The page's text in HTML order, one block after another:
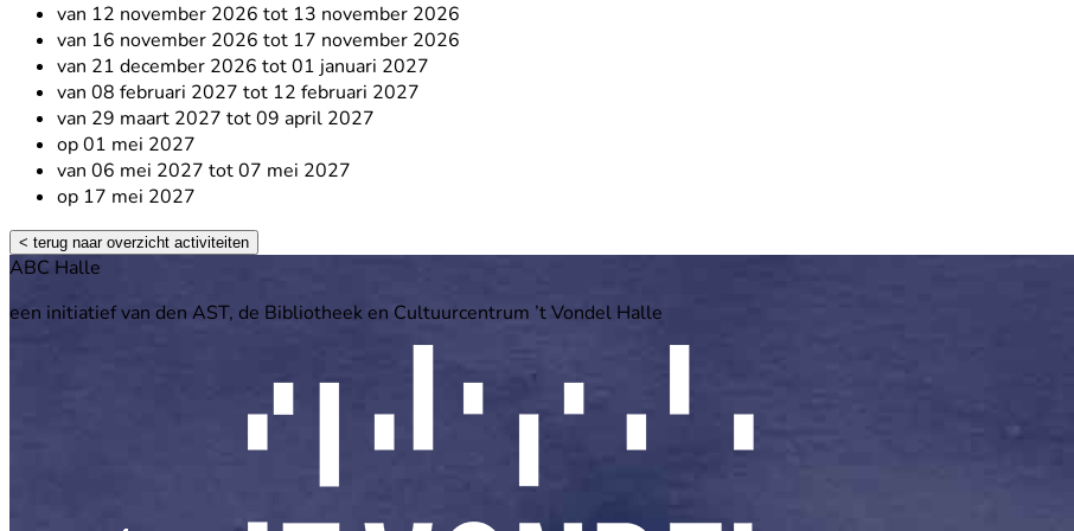
van 12 november 2026 tot 13 november 2026
van 16 november 2026 tot 17 november 2026
van 21 december 2026 tot 01 januari 2027
van 08 februari 2027 tot 12 februari 2027
van 29 maart 2027 tot 09 april 2027
op 01 mei 2027
van 06 mei 2027 tot 07 mei 2027
op 17 mei 2027
< terug naar overzicht activiteiten
Footer
ABC Halle
een initiatief van den AST, de Bibliotheek en Cultuurcentrum ’t Vondel Halle